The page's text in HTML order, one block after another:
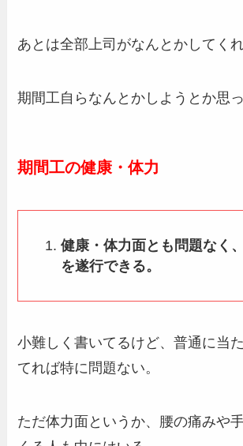
あとは全部上司がなんとかしてくれ
期間工自らなんとかしようとか思
期間工の健康・体力
健康・体力面とも問題なく
を遂行できる。
小難しく書いてるけど、普通に当
てれば特に問題ない。
ただ体力面というか、腰の痛みや